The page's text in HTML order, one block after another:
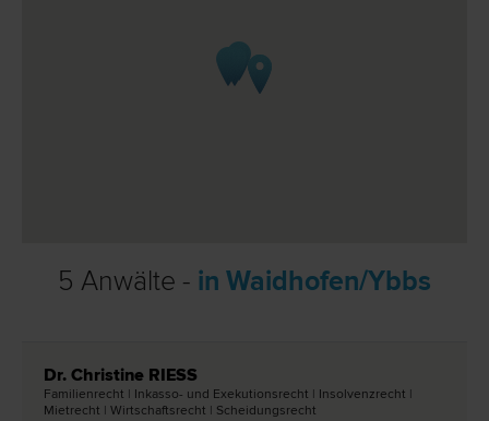
5 Anwälte - in Waidhofen/Ybbs
Dr. Christine RIESS
Familien­recht | Inkasso- und Exekutions­recht | Insolvenz­recht |
Miet­recht | Wirtschafts­recht | Scheidungs­recht